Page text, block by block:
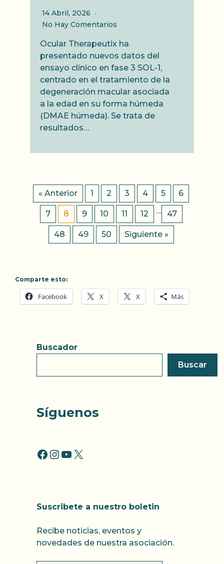
14 Abril, 2026
No Hay Comentarios
Ocular Therapeutix ha
presentado nuevos datos del
ensayo clínico en fase 3 SOL-1,
centrado en el tratamiento de la
degeneración macular asociada
a la edad en su forma húmeda
(DMAE húmeda). Se trata de
resultados…
« Anterior 1 2 3 4 5 6
7 8 9 10 11 12 … 47
48 49 50 Siguiente »
Comparte esto:
Facebook X X Más
Buscador
Buscar
Síguenos
FACCEBOOK
INSTAGRAM
YOUTUBE
X
Suscribete a nuestro boletin
Recibe noticias, eventos y
novedades de nuestra asociación.